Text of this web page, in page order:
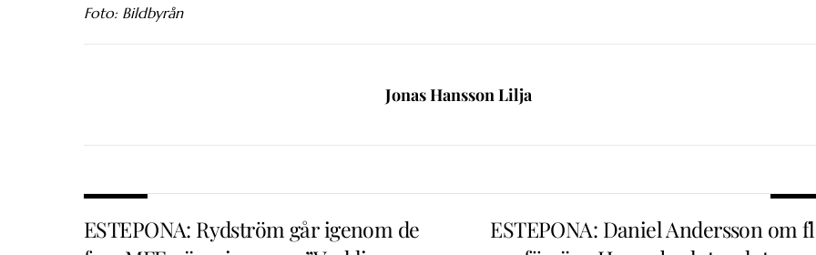
Foto: Bildbyrån
Jonas Hansson Lilja
ESTEPONA: Rydström går igenom de
ESTEPONA: Daniel Andersson om